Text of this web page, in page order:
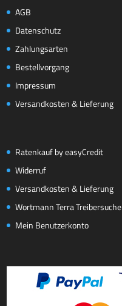
AGB
Datenschutz
Zahlungsarten
Bestellvorgang
Impressum
Versandkosten & Lieferung
Ratenkauf by easyCredit
Widerruf
Versandkosten & Lieferung
Wortmann Terra Treibersuche
Mein Benutzerkonto